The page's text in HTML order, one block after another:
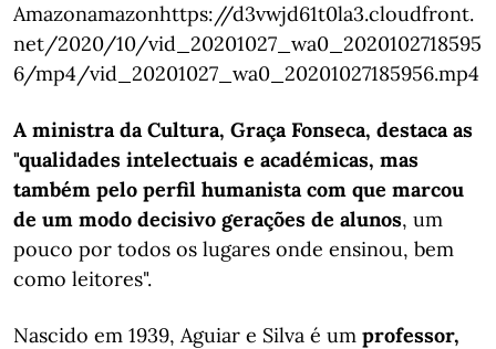
Amazonamazonhttps://d3vwjd61t0la3.cloudfront.
net/2020/10/vid_20201027_wa0_2020102718595
6/mp4/vid_20201027_wa0_20201027185956.mp4
A ministra da Cultura, Graça Fonseca, destaca as
"qualidades intelectuais e académicas, mas
também pelo perfil humanista com que marcou
de um modo decisivo gerações de alunos, um
pouco por todos os lugares onde ensinou, bem
como leitores".
Nascido em 1939, Aguiar e Silva é um professor,